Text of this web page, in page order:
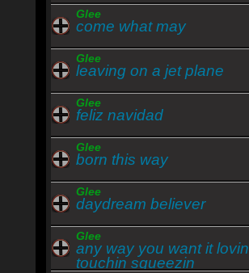
Glee
come what may
Glee
leaving on a jet plane
Glee
feliz navidad
Glee
born this way
Glee
daydream believer
Glee
any way you want it lovin
touchin squeezin